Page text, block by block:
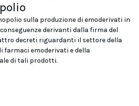
sulla produzione di emoderivati in
derivanti dalla firma del
decreti riguardanti il settore della
farmaci emoderivati e della
di tali prodotti.